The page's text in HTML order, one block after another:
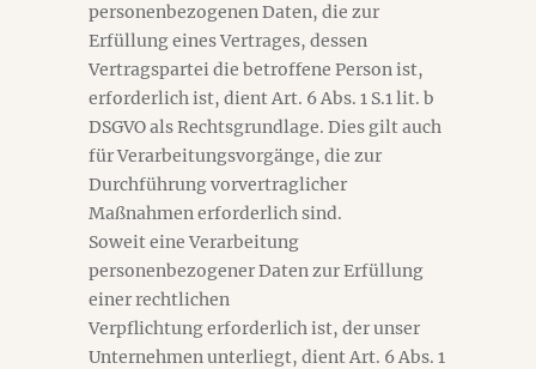
personenbezogenen Daten, die zur
Erfüllung eines Vertrages, dessen
Vertragspartei die betroffene Person ist,
erforderlich ist, dient Art. 6 Abs. 1 S.1 lit. b
DSGVO als Rechtsgrundlage. Dies gilt auch
für Verarbeitungsvorgänge, die zur
Durchführung vorvertraglicher
Maßnahmen erforderlich sind.
Soweit eine Verarbeitung
personenbezogener Daten zur Erfüllung
einer rechtlichen
Verpflichtung erforderlich ist, der unser
Unternehmen unterliegt, dient Art. 6 Abs. 1